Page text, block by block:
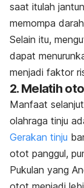
saat itulah
memompa
Selain itu,
dapat
menjadi faktor
2. Melatih
Manfaat
olahraga tinju
Gerakan tinju
otot panggul,
Pukulan yang